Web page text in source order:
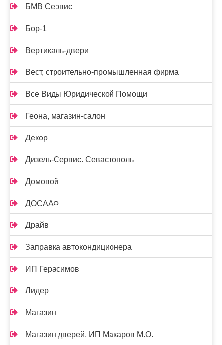
БМВ Сервис
Бор-1
Вертикаль-двери
Вест, строительно-промышленная фирма
Все Виды Юридической Помощи
Геона, магазин-салон
Декор
Дизель-Сервис. Севастополь
Домовой
ДОСААФ
Драйв
Заправка автокондиционера
ИП Герасимов
Лидер
Магазин
Магазин дверей, ИП Макаров М.О.